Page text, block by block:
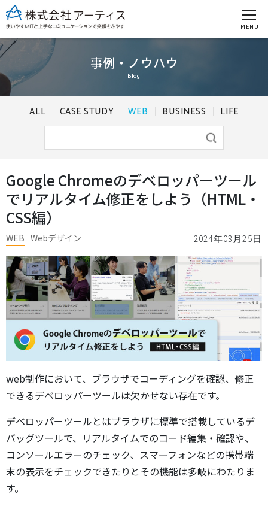
MENU
事例・ノウハウ
Blog
ALL CASE STUDY WEB BUSINESS LIFE
Google Chromeのデベロッパーツール
でリアルタイム修正をしよう（HTML・
CSS編）
2024年03月25日
WEB Webデザイン
web制作において、ブラウザでコーディングを確認、修正
できるデベロッパーツールは欠かせない存在です。
デベロッパーツールとはブラウザに標準で搭載しているデ
バッグツールで、リアルタイムでのコード編集・確認や、
コンソールエラーのチェック、スマーフォンなどの携帯端
末の表示をチェックできたりとその機能は多岐にわたりま
す。